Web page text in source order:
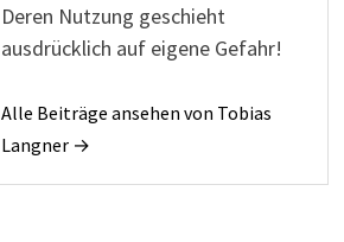
Deren Nutzung geschieht
ausdrücklich auf eigene Gefahr!
Alle Beiträge ansehen von Tobias
Langner →